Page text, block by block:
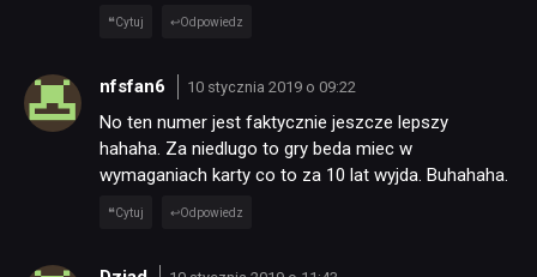
Cytuj Odpowiedz
nfsfan6 10 stycznia 2019 o 09:22
No ten numer jest faktycznie jeszcze lepszy
hahaha. Za niedlugo to gry beda miec w
wymaganiach karty co to za 10 lat wyjda. Buhahaha.
Cytuj Odpowiedz